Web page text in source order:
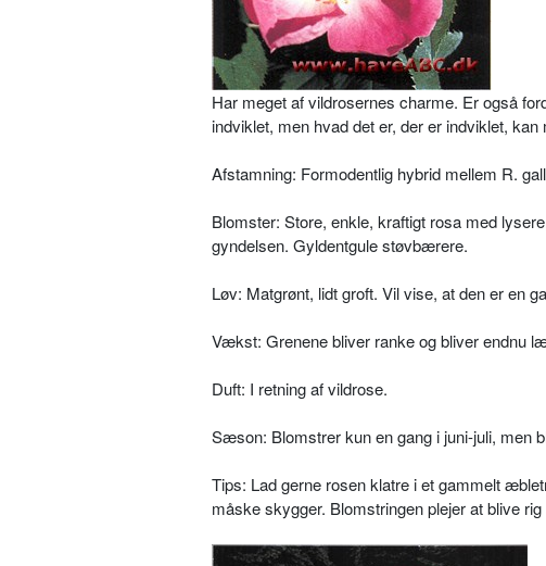
Har meget af vildrosernes charme. Er også
indviklet, men hvad det er, der er indviklet,
Afstamning: Formodentlig hybrid mellem R.
Blomster: Store, enkle, kraftigt rosa med
gyndelsen. Gyldentgule støvbærere.
Løv: Matgrønt, lidt groft. Vil vise, at den er en
Vækst: Grenene bliver ranke og bliver endnu
Duft: I retning af vildrose.
Sæson: Blomstrer kun en gang i juni-­juli, men
Tips: Lad gerne rosen klatre i et gam­melt
måske skygger. Blomstringen ple­jer at blive